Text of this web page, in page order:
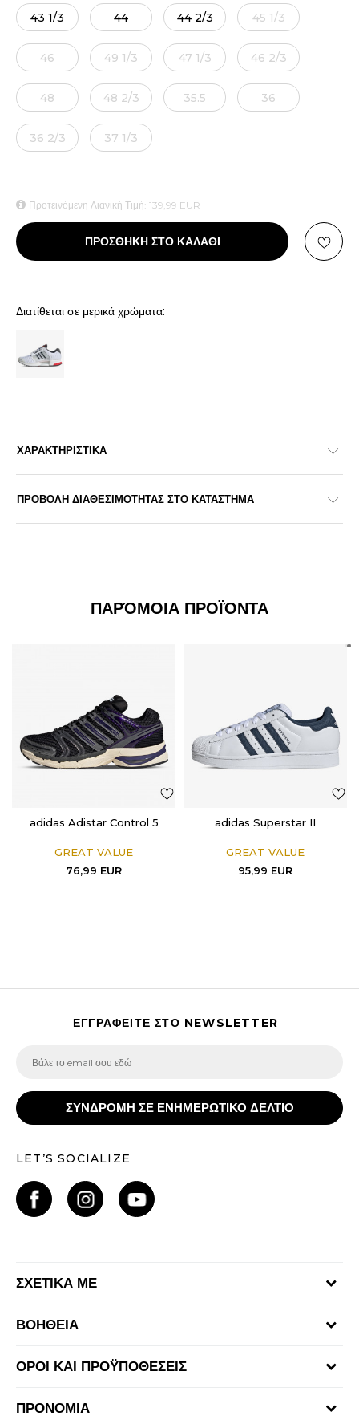
43 1/3 44 44 2/3 45 1/3
46 49 1/3 47 1/3 46 2/3
48 48 2/3 35.5 36
36 2/3 37 1/3
Προτεινόμενη Λιανική Τιμή: 139,99 EUR
ΠΡΟΣΘΗΚΗ ΣΤΟ ΚΑΛΑΘΙ
Διατίθεται σε μερικά χρώματα:
ΧΑΡΑΚΤΗΡΙΣΤΙΚΑ
ΠΡΟΒΟΛΗ ΔΙΑΘΕΣΙΜΟΤΗΤΑΣ ΣΤΟ ΚΑΤΑΣΤΗΜΑ
ΠΑΡΌΜΟΙΑ ΠΡΟΪΌΝΤΑ
adidas Adistar Control 5
GREAT VALUE
76,99 EUR
adidas Superstar II
GREAT VALUE
95,99 EUR
ΕΓΓΡΑΦΕΙΤΕ ΣΤΟ NEWSLETTER
ΣΥΝΔΡΟΜΗ ΣΕ ΕΝΗΜΕΡΩΤΙΚΟ ΔΕΛΤΙΟ
LET’S SOCIALIZE
ΣΧΕΤΙΚΑ ΜΕ
Καταστήματα
ΒΟΗΘΕΙΑ
Αποστολή & Παράδοση
ΟΡΟΙ ΚΑΙ ΠΡΟΫΠΟΘΕΣΕΙΣ
ΠΡΟΝΟΜΙΑ